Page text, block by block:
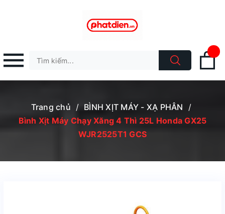
Trang chủ / BÌNH XỊT MÁY - XẠ PHÂN
/
Bình Xịt Máy Chạy Xăng 4 Thì 25L Honda GX25
WJR2525T1 GCS